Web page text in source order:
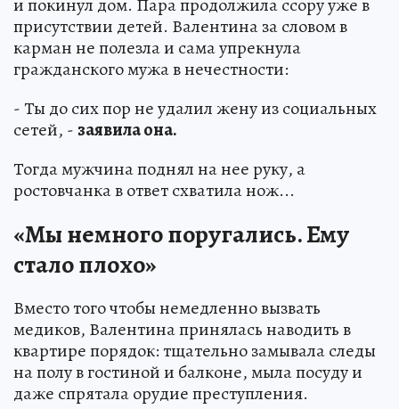
и покинул дом. Пара продолжила ссору уже в
присутствии детей. Валентина за словом в
карман не полезла и сама упрекнула
гражданского мужа в нечестности:
- Ты до сих пор не удалил жену из социальных
сетей, - заявила она.
Тогда мужчина поднял на нее руку, а
ростовчанка в ответ схватила нож...
«Мы немного поругались. Ему
стало плохо»
Вместо того чтобы немедленно вызвать
медиков, Валентина принялась наводить в
квартире порядок: тщательно замывала следы
на полу в гостиной и балконе, мыла посуду и
даже спрятала орудие преступления.